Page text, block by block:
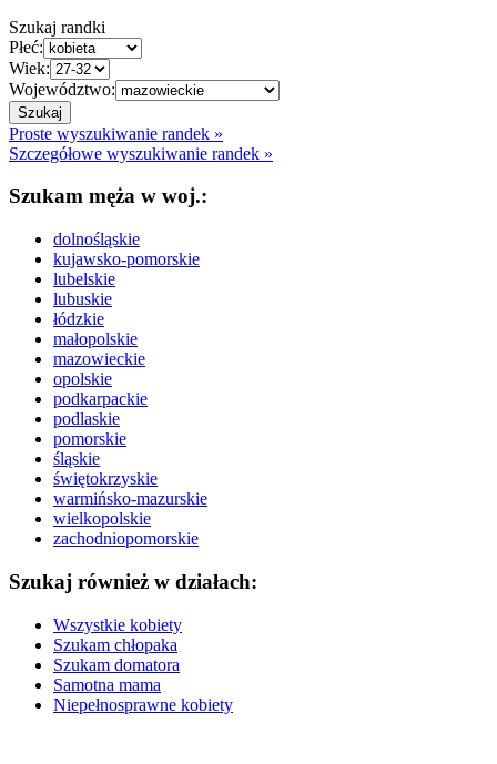
Szukaj randki
Płeć:
Wiek:
Województwo:
Proste wyszukiwanie randek »
Szczegółowe wyszukiwanie randek »
Szukam męża w woj.:
dolnośląskie
kujawsko-pomorskie
lubelskie
lubuskie
łódzkie
małopolskie
mazowieckie
opolskie
podkarpackie
podlaskie
pomorskie
śląskie
świętokrzyskie
warmińsko-mazurskie
wielkopolskie
zachodniopomorskie
Szukaj również w działach:
Wszystkie kobiety
Szukam chłopaka
Szukam domatora
Samotna mama
Niepełnosprawne kobiety